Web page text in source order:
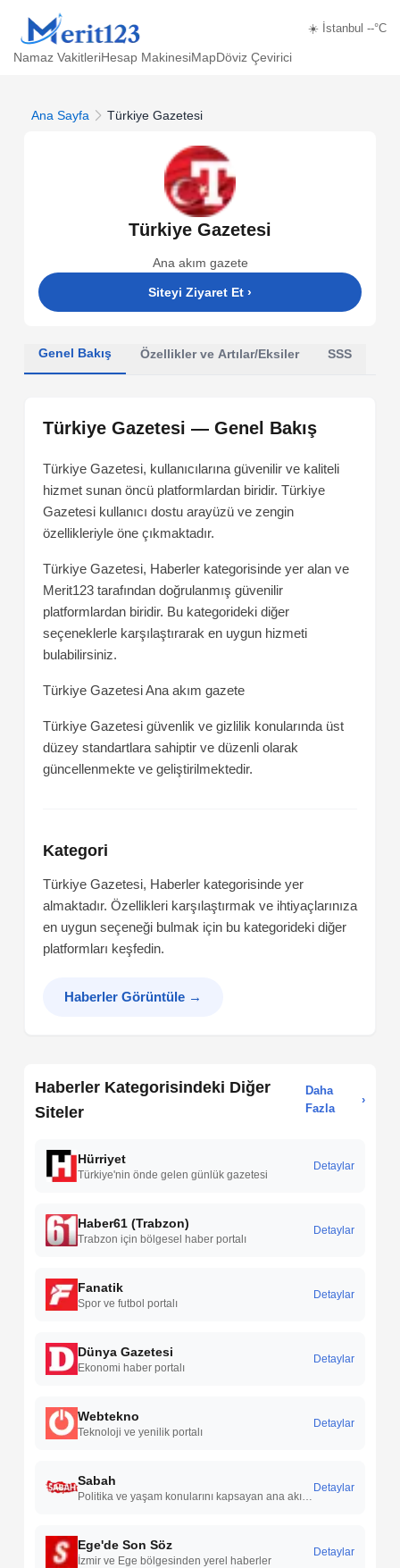
☀️ İstanbul --°C
Namaz VakitleriHesap MakinesiMapDöviz Çevirici
Ana Sayfa Türkiye Gazetesi
Türkiye Gazetesi
Ana akım gazete
Siteyi Ziyaret Et ›
Genel Bakış Özellikler ve Artılar/Eksiler SSS
Türkiye Gazetesi — Genel Bakış
Türkiye Gazetesi, kullanıcılarına güvenilir ve kaliteli
hizmet sunan öncü platformlardan biridir. Türkiye
Gazetesi kullanıcı dostu arayüzü ve zengin
özellikleriyle öne çıkmaktadır.
Türkiye Gazetesi, Haberler kategorisinde yer alan ve
Merit123 tarafından doğrulanmış güvenilir
platformlardan biridir. Bu kategorideki diğer
seçeneklerle karşılaştırarak en uygun hizmeti
bulabilirsiniz.
Türkiye GazetesiAna akım gazete
Türkiye Gazetesi güvenlik ve gizlilik konularında üst
düzey standartlara sahiptir ve düzenli olarak
güncellenmekte ve geliştirilmektedir.
Kategori
Türkiye Gazetesi, Haberler kategorisinde yer
almaktadır. Özellikleri karşılaştırmak ve ihtiyaçlarınıza
en uygun seçeneği bulmak için bu kategorideki diğer
platformları keşfedin.
Haberler Görüntüle →
Haberler Kategorisindeki Diğer
Siteler
Daha
Fazla
›
Hürriyet
Türkiye'nin önde gelen günlük gazetesi
Detaylar
Haber61 (Trabzon)
Trabzon için bölgesel haber portalı
Detaylar
Fanatik
Spor ve futbol portalı
Detaylar
Dünya Gazetesi
Ekonomi haber portalı
Detaylar
Webtekno
Teknoloji ve yenilik portalı
Detaylar
Sabah Detaylar
Ege'de Son Söz
İzmir ve Ege bölgesinden yerel haberler
Detaylar